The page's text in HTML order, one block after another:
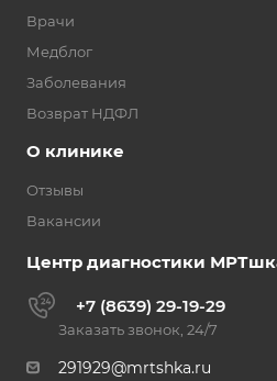
Врачи
Медблог
Заболевания
Возврат НДФЛ
О клинике
Отзывы
Вакансии
Центр диагностики
+7 (8639) 29-19-29
Заказать звонок, 24/7
291929@mrtshka.ru